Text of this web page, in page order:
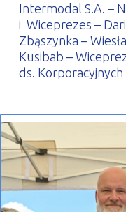
Intermodal S.A. –
i Wiceprezes –
Zbąszynka –
Kusibab –
ds. Korporacyjnych